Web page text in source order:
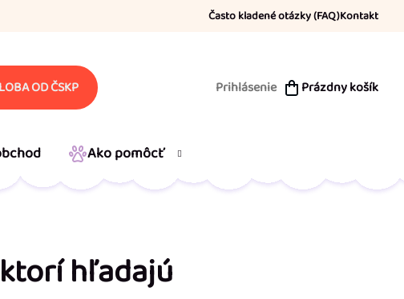
Často kladené otázky (FAQ)Kontakt
OD ČSKP Prihlásenie
NÁKUPNÝ
Prázdny košík
Ako pomôcť
hľadajú